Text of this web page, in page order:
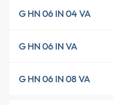
G HN 06 IN 04 VA
G HN 06 IN VA
G HN 06 IN 08 VA